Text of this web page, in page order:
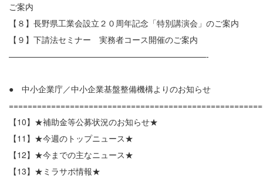
ご案内
【８】長野県工業会設立２０周年記念「特別講演会」のご案内
【９】下請法セミナー 実務者コース開催のご案内
————————————————————————-
● 中小企業庁／中小企業基盤整備機構よりのお知らせ
【10】★補助金等公募状況のお知らせ★
【11】★今週のトップニュース★
【12】★今までの主なニュース★
【13】★ミラサポ情報★